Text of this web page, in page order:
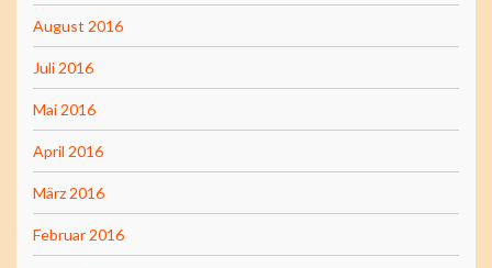
August 2016
Juli 2016
Mai 2016
April 2016
März 2016
Februar 2016